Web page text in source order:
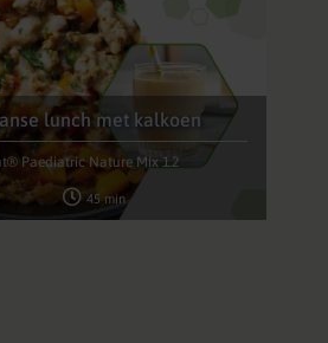
lunch met kalkoen
Paediatric Nature Mix 1.2
45 min